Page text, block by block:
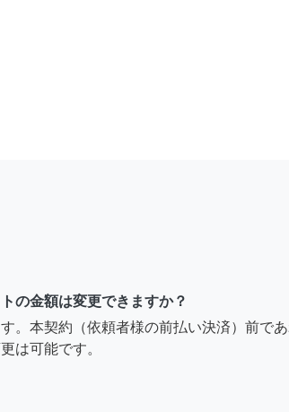
の金額は変更できますか？
。本契約（依頼者様の前払い決済）前で
は可能です。